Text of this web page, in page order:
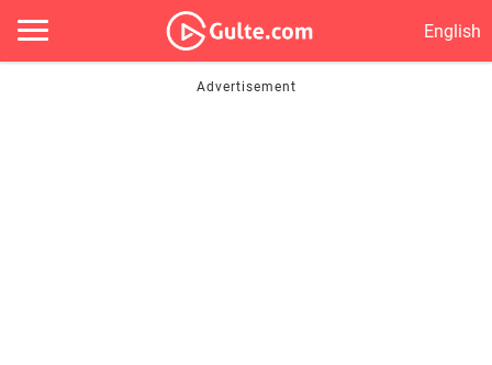
English